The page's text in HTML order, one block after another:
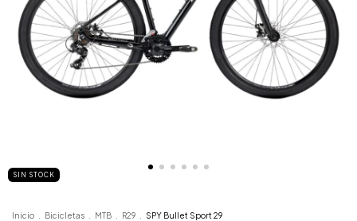
SIN STOCK
Inicio Bicicletas MTB R29 SPY Bullet Sport 29